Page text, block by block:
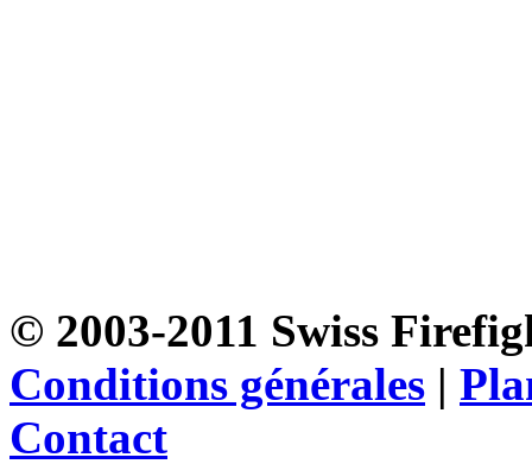
© 2003-2011 Swiss
Conditions générales |
Contact